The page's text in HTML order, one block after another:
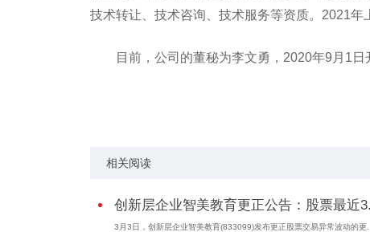
技术转让、技术咨询、技术服务等资质。2021年
目前，公司的董秘为李文勇，2020年9月1日
相关阅读
创新层企业智美教育更正公告：股票最近
3月3日，创新层企业智美教育(833099)发布更正股票交易异常波动的更...